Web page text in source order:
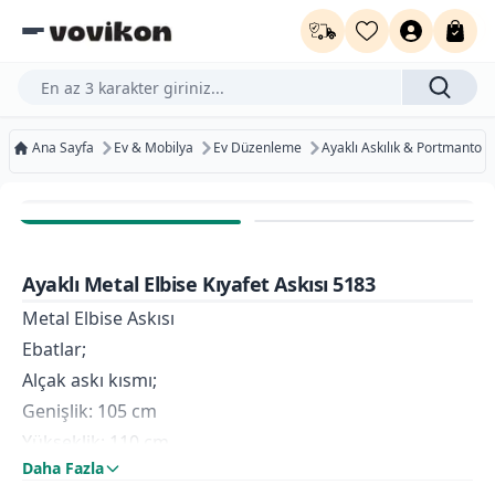
Ürün, kategori veya marka ara...
Ana Sayfa Ev & Mobilya Ev Düzenleme Ayaklı Askılık & Portmanto
Ücretsiz Kargo
Kurumsal Faturaya Uygun
Ayaklı Metal Elbise Kıyafet Askısı 5183
Metal Elbise Askısı
Ebatlar;
Alçak askı kısmı;
Genişlik: 105 cm
Yükseklik: 110 cm
Yüksek askı kısmı;
Daha Fazla